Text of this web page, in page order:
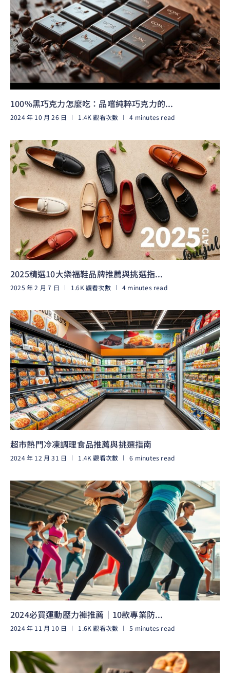
100%黑巧克力怎麼吃：品嚐純粹巧克力的...
2024 年 10 月 26 日 1.4K 觀看次數
4 minutes read
2025精選10大樂福鞋品牌推薦與挑選指...
2025 年 2 月 7 日 1.6K 觀看次數
4 minutes read
超市熱門冷凍調理食品推薦與挑選指南
2024 年 12 月 31 日 1.4K 觀看次數
6 minutes read
2024必買運動壓力褲推薦｜10款專業防...
2024 年 11 月 10 日 1.6K 觀看次數
5 minutes read